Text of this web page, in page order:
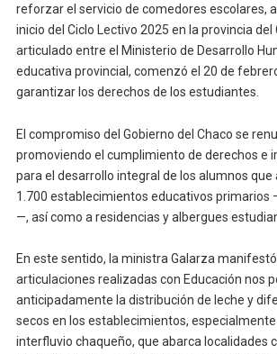
reforzar el servicio de comedores escolares,
inicio del Ciclo Lectivo 2025 en la provincia del
articulado entre el Ministerio de Desarrollo
educativa provincial, comenzó el 20 de
garantizar los derechos de los estudiantes.
El compromiso del Gobierno del Chaco se
promoviendo el cumplimiento de derechos e
para el desarrollo integral de los alumnos que
1.700 establecimientos educativos primarios
—, así como a residencias y albergues
En este sentido, la ministra Galarza
articulaciones realizadas con Educación nos
anticipadamente la distribución de leche y
secos en los establecimientos, especialmente
interfluvio chaqueño, que abarca localidades